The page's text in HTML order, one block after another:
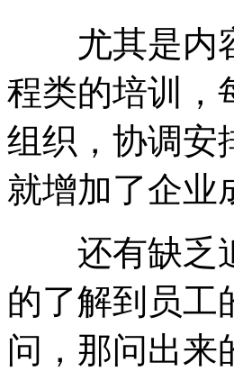
尤其是内容
程类的培训，
组织，协调安
就增加了企业
还有缺乏追
的了解到员工
问，那问出来